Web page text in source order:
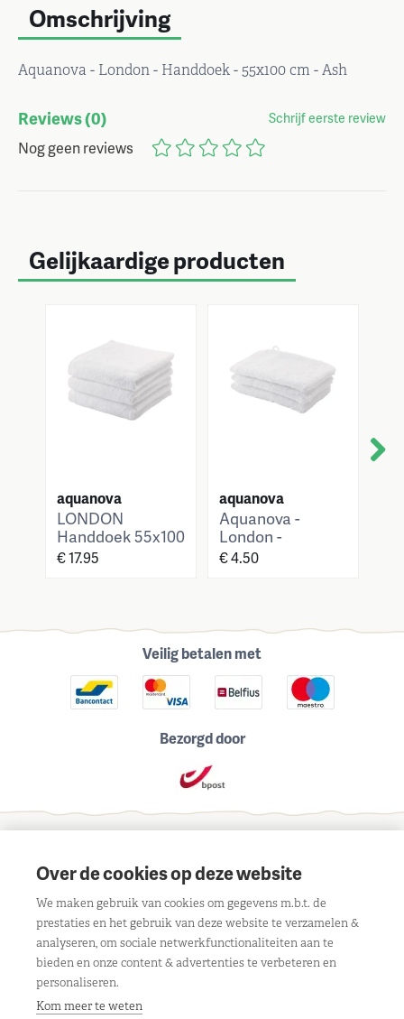
Omschrijving
Aquanova - London - Handdoek - 55x100 cm - Ash
Reviews(0) Schrijf eerste review
Nog geen reviews
Gelijkaardige producten
aquanova
LONDON
Handdoek 55x100
cm
€ 17.95
aquanova
Aquanova -
London -
Washandje -
€ 4.50
Veilig betalen met
Bezorgd door
Contact
Liersebaan 303, 2240 Viersel
Openingsuren
Over de cookies op deze website
We maken gebruik van cookies om gegevens m.b.t. de
prestaties en het gebruik van deze website te verzamelen &
analyseren, om sociale netwerkfunctionaliteiten aan te
bieden en onze content & advertenties te verbeteren en
personaliseren.
Kom meer te weten